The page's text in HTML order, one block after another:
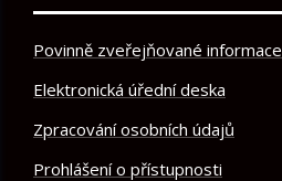
Povinně zveřejňované informace
Elektronická úřední deska
Zpracování osobních údajů
Prohlášení o přístupnosti